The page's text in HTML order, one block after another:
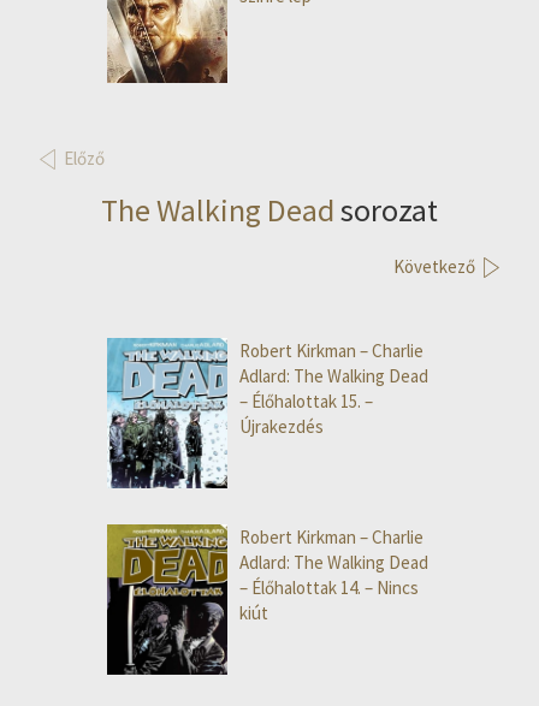
Előző
The Walking Deadsorozat
Következő
Robert Kirkman – Charlie
Adlard: The Walking Dead
– Élőhalottak 15. –
Újrakezdés
Robert Kirkman – Charlie
Adlard: The Walking Dead
– Élőhalottak 14. – Nincs
kiút